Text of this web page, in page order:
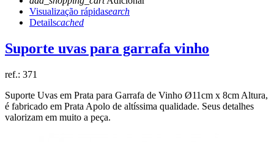
Visualização rápidasearch
Detailscached
Suporte uvas para garrafa vinho
ref.: 371
Suporte Uvas em Prata para Garrafa de Vinho Ø11cm x 8cm Altura,
é fabricado em Prata Apolo de altíssima qualidade. Seus detalhes
valorizam em muito a peça.